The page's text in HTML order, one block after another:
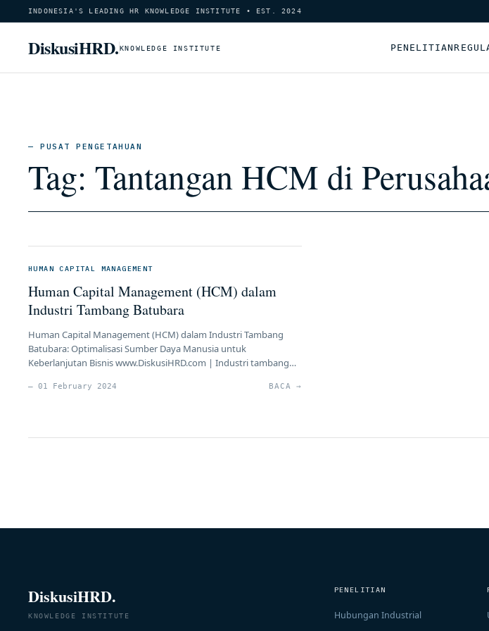
INDONESIA'S LEADING HR KNOWLEDGE INSTITUTE • EST. 2024
DiskusiHRD.KNOWLEDGE INSTITUTE PENELITIAN
— PUSAT PENGETAHUAN
Tag: Tantangan HCM di
HUMAN CAPITAL MANAGEMENT
Human Capital Management (HCM) dalam
Industri Tambang Batubara
Human Capital Management (HCM) dalam Industri Tambang
Batubara: Optimalisasi Sumber Daya Manusia untuk
Keberlanjutan Bisnis www.DiskusiHRD.com | Industri tambang
vital dalam perekonomian global, dan kesuksesan
— 01 February 2024 BACA →
DiskusiHRD.
KNOWLEDGE INSTITUTE
PENELITIAN
Hubungan Industrial